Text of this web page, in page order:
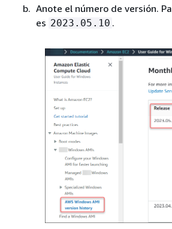
Anote el número de versión.
es 2023.05.10 .